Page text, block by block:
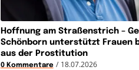
Hoffnung am Straßenstrich –
Schönborn unterstützt Frauen
aus der Prostitution
0 Kommentare / 18.07.2026